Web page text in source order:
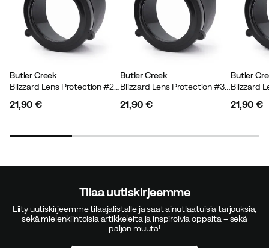
Butler Creek
Blizzard Lens Protection #2 Black
21,90 €
Butler Creek
Blizzard Lens Protection #3 Black
21,90 €
Butler
21,90 €
Tilaa uutiskirjeemme
Liity uutiskirjeemme tilaajalistalle ja saat ainutlaatuisia tarjouksia,
sekä mielenkiintoisia artikkeleita ja inspiroivia oppaita – sekä
paljon muuta!